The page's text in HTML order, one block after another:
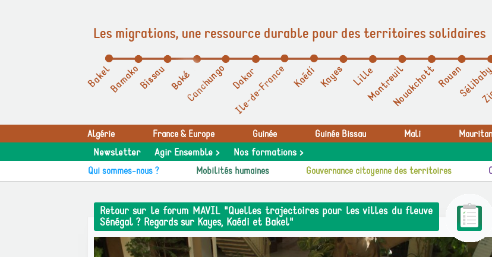
Les migrations, une ressource durable pour des territoires solidaires
Algérie France & Europe Guinée Guinée Bissau Mali
Newsletter Agir Ensemble > Nos formations >
Qui sommes-nous ? Mobilités humaines Gouvernance citoyenne des territoires
Retour sur le forum MAVIL "Quelles trajectoires pour les villes du fleuve
Sénégal ? Regards sur Kayes, Kaédi et Bakel"